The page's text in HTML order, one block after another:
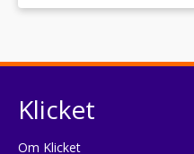
Klicket
Om Klicket